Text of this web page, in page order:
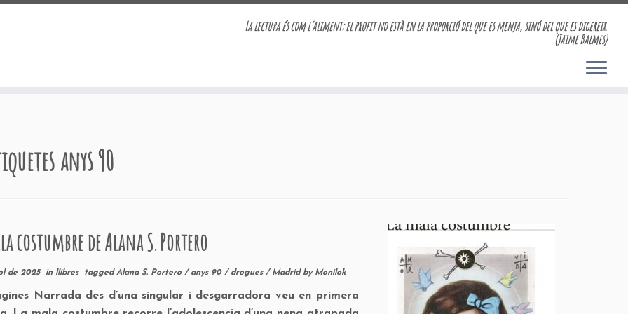
La lectura és com l’aliment; el profit no està en la proporció del que es menja, sinó del que es digereix.
(Jaime Balmes)
anys 90
costumbre de Alana S. Portero
de 2025in llibres taggedAlana S. Portero / anys 90 / drogues / Madrid by Monilok
Narrada des d’una singular i desgarradora veu en primera